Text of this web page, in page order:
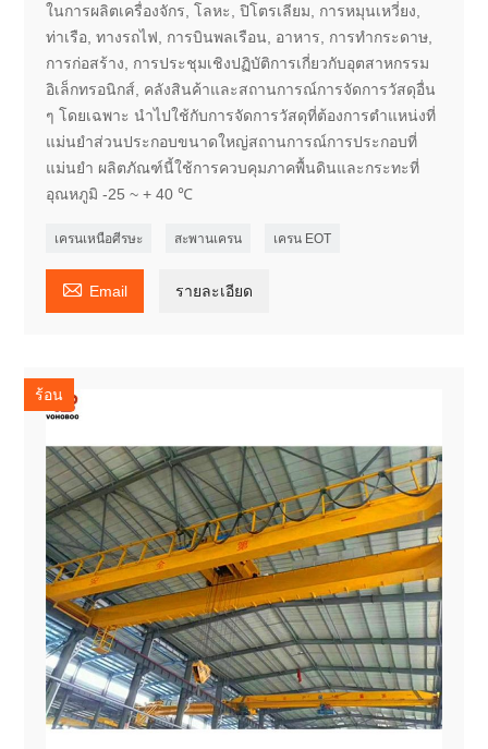
ในการผลิตเครื่องจักร, โลหะ, ปิโตรเลียม, การหมุนเหวี่ยง,
ท่าเรือ, ทางรถไฟ, การบินพลเรือน, อาหาร, การทำกระดาษ,
การก่อสร้าง, การประชุมเชิงปฏิบัติการเกี่ยวกับอุตสาหกรรม
อิเล็กทรอนิกส์, คลังสินค้าและสถานการณ์การจัดการวัสดุอื่น
ๆ โดยเฉพาะ นำไปใช้กับการจัดการวัสดุที่ต้องการตำแหน่งที่
แม่นยำส่วนประกอบขนาดใหญ่สถานการณ์การประกอบที่
แม่นยำ ผลิตภัณฑ์นี้ใช้การควบคุมภาคพื้นดินและกระทะที่
อุณหภูมิ -25 ~ + 40 ℃
เครนเหนือศีรษะ สะพานเครน เครน EOT
 Email รายละเอียด
ร้อน